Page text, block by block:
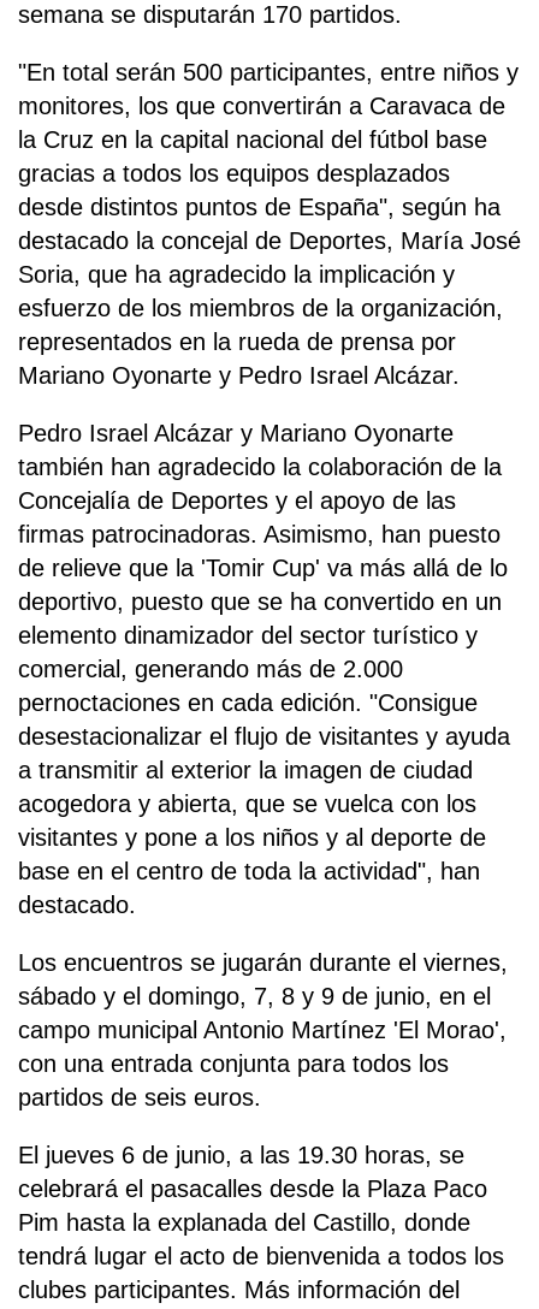
semana se disputarán 170 partidos.
"En total serán 500 participantes, entre niños y
monitores, los que convertirán a Caravaca de
la Cruz en la capital nacional del fútbol base
gracias a todos los equipos desplazados
desde distintos puntos de España", según ha
destacado la concejal de Deportes, María José
Soria, que ha agradecido la implicación y
esfuerzo de los miembros de la organización,
representados en la rueda de prensa por
Mariano Oyonarte y Pedro Israel Alcázar.
Pedro Israel Alcázar y Mariano Oyonarte
también han agradecido la colaboración de la
Concejalía de Deportes y el apoyo de las
firmas patrocinadoras. Asimismo, han puesto
de relieve que la 'Tomir Cup' va más allá de lo
deportivo, puesto que se ha convertido en un
elemento dinamizador del sector turístico y
comercial, generando más de 2.000
pernoctaciones en cada edición. "Consigue
desestacionalizar el flujo de visitantes y ayuda
a transmitir al exterior la imagen de ciudad
acogedora y abierta, que se vuelca con los
visitantes y pone a los niños y al deporte de
base en el centro de toda la actividad", han
destacado.
Los encuentros se jugarán durante el viernes,
sábado y el domingo, 7, 8 y 9 de junio, en el
campo municipal Antonio Martínez 'El Morao',
con una entrada conjunta para todos los
partidos de seis euros.
El jueves 6 de junio, a las 19.30 horas, se
celebrará el pasacalles desde la Plaza Paco
Pim hasta la explanada del Castillo, donde
tendrá lugar el acto de bienvenida a todos los
clubes participantes. Más información del